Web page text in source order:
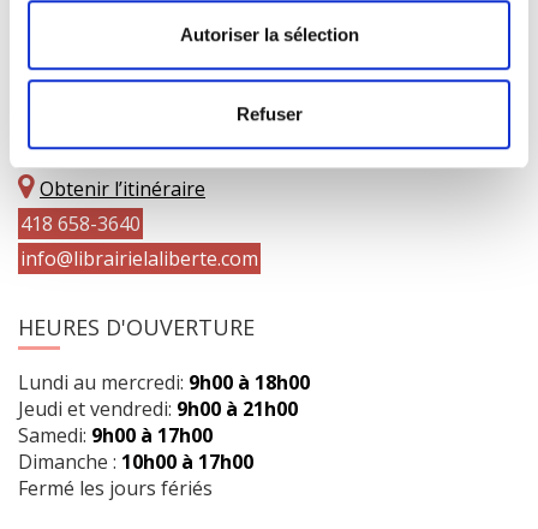
Autoriser la sélection
Refuser
1073 route de l'Église, Québec, QC G1V 3W2
Obtenir l’itinéraire
418 658-3640
info@librairielaliberte.com
HEURES D'OUVERTURE
Lundi au mercredi: 9h00 à 18h00
Jeudi et vendredi: 9h00 à 21h00
Samedi: 9h00 à 17h00
Dimanche : 10h00 à 17h00
Fermé les jours fériés